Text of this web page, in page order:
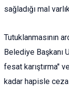
sağladığı mal
Tutuklanmasının
Belediye Başkanı
fesat karıştırma"
kadar hapisle